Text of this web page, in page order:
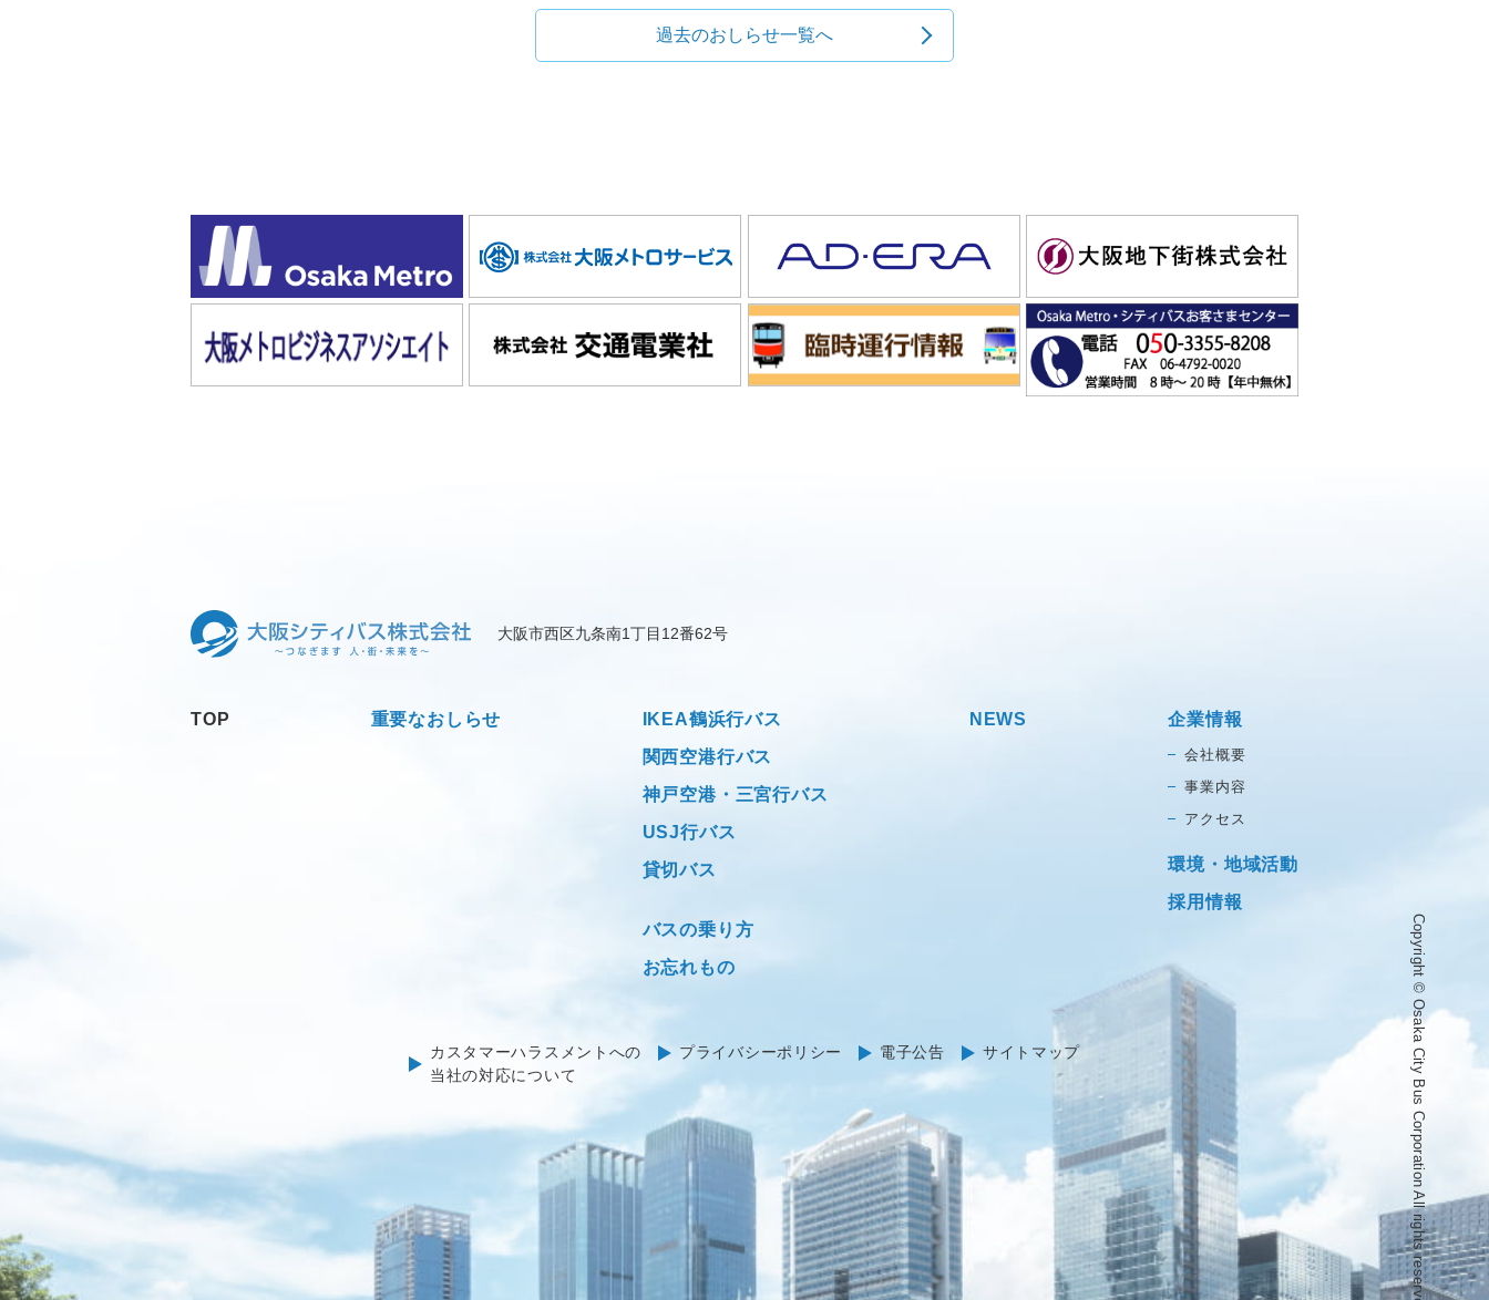
過去のおしらせ一覧へ
大阪市西区九条南1丁目12番62号
TOP 重要なおしらせ
IKEA鶴浜行バス
関西空港行バス
神戸空港・三宮行バス
USJ行バス
貸切バス
バスの乗り方
お忘れもの
NEWS 企業情報
会社概要
事業内容
アクセス
環境・地域活動
採用情報
カスタマーハラスメントへの
当社の対応について
プライバシーポリシー 電子公告 サイトマップ Copyright © Osaka City Bus Corporation All rights reserved.